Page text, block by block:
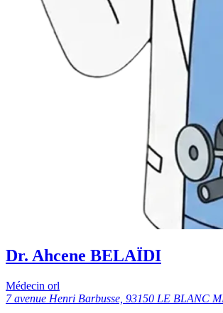
Dr. Ahcene BELAÏDI
Médecin orl
7 avenue Henri Barbusse, 93150 LE BLANC